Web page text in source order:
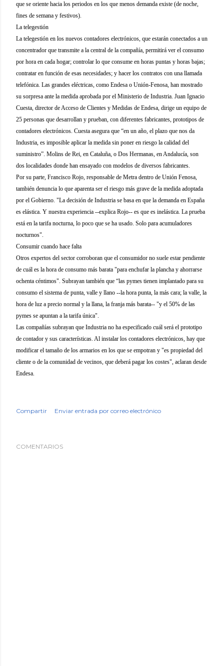
que se oriente hacia los periodos en los que menos demanda existe (de noche,
fines de semana y festivos).
La telegestión
La telegestión en los nuevos contadores electrónicos, que estarán conectados a un
concentrador que transmite a la central de la compañía, permitirá ver el consumo
por hora en cada hogar; controlar lo que consume en horas puntas y horas bajas;
contratar en función de esas necesidades; y hacer los contratos con una llamada
telefónica. Las grandes eléctricas, como Endesa o Unión-Fenosa, han mostrado
su sorpresa ante la medida aprobada por el Ministerio de Industria. Juan Ignacio
Cuesta, director de Acceso de Clientes y Medidas de Endesa, dirige un equipo de
25 personas que desarrollan y prueban, con diferentes fabricantes, prototipos de
contadores electrónicos. Cuesta asegura que “en un año, el plazo que nos da
Industria, es imposible aplicar la medida sin poner en riesgo la calidad del
suministro”. Molins de Rei, en Cataluña, o Dos Hermanas, en Andalucía, son
dos localidades donde han ensayado con modelos de diversos fabricantes.
Por su parte, Francisco Rojo, responsable de Metra dentro de Unión Fenosa,
también denuncia lo que aparenta ser el riesgo más grave de la medida adoptada
por el Gobierno. "La decisión de Industria se basa en que la demanda en España
es elástica. Y nuestra experiencia --explica Rojo-- es que es inelástica. La prueba
está en la tarifa nocturna, lo poco que se ha usado. Solo para acumuladores
nocturnos".
Consumir cuando hace falta
Otros expertos del sector corroboran que el consumidor no suele estar pendiente
de cuál es la hora de consumo más barata "para enchufar la plancha y ahorrarse
ochenta céntimos". Subrayan también que “las pymes tienen implantado para su
consumo el sistema de punta, valle y llano --la hora punta, la más cara; la valle, la
hora de luz a precio normal y la llana, la franja más barata-- "y el 50% de las
pymes se apuntan a la tarifa única".
Las compañías subrayan que Industria no ha especificado cuál será el prototipo
de contador y sus características. Al instalar los contadores electrónicos, hay que
modificar el tamaño de los armarios en los que se empotran y "es propiedad del
cliente o de la comunidad de vecinos, que deberá pagar los costes", aclaran desde
Endesa.
Compartir Enviar entrada por correo electrónico
COMENTARIOS